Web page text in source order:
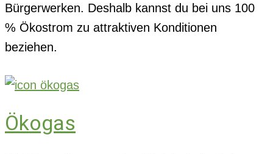
Bürgerwerken. Deshalb kannst du bei uns 100
% Ökostrom zu attraktiven Konditionen
beziehen.
Ökogas